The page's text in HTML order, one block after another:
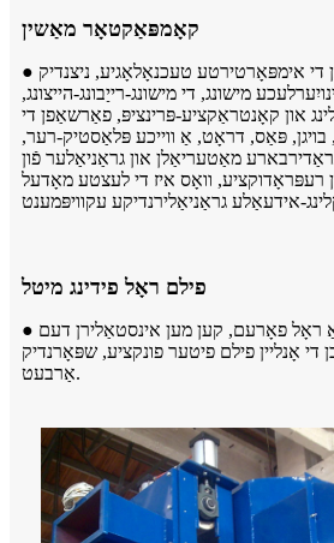
קאָמפּאַקטאָר מאַשין
● די מאַשין נעמט אָן די אימפּאָרטירטע טעכנאָלאָגיע, ניצנדיק
מישונג, די מישונג-רייַבונג-הייצונג,
און קאָנטראַקציע-פּרינציפּ, פאַרשאַפן די
פּאַס, דראָט, אַ ווייכע פּלאַסטיק-רער,
מאַטעריאַלן און גראַניאַלער פֿון
וואָס איז די לעצטע מאָדעל
פילם ראָל פידינג מיטל
● אויב די פילם איז אין אַ ראָל פאָרעם, קען מען אינסטאַלירן דעם
די אָנליין פילם פיטער פונקציע, שפּאָרנדיק
אַרבעט.